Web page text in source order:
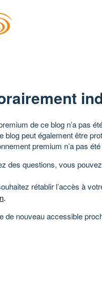
de ce blog n’a pas
peut également être
premium n’a pas
des questions, vous
rétablir l’accès à
.
de nouveau accessible